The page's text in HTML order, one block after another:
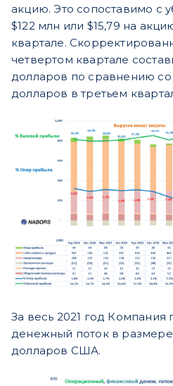
акцию. Это сопоставимо с
$122 млн или $15,79 на
квартале.
четвертом квартале
долларов по сравнению
долларов в третьем
За весь 2021 год Компания
денежный поток в размере
долларов США.